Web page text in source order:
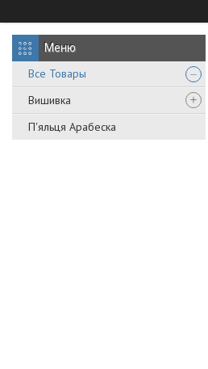
Все Товары
Вишивка
П'яльця Арабеска